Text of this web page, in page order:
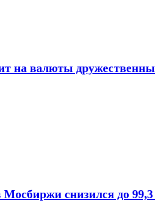
на валюты
снизился до 99,3